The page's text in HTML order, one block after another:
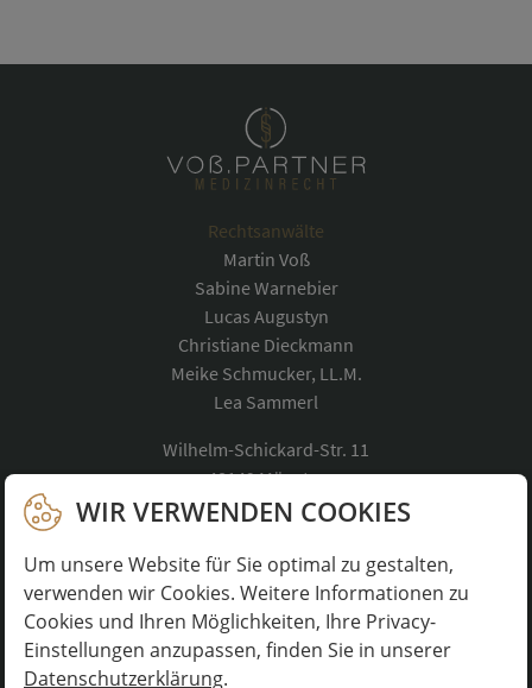
WIR VERWENDEN COOKIES
Um unsere Website für Sie optimal zu gestalten,
verwenden wir Cookies. Weitere Informationen zu
Cookies und Ihren Möglichkeiten, Ihre Privacy-
Einstellungen anzupassen, finden Sie in unserer
Datenschutzerklärung.
Rechtsanwälte
Martin Voß
Sabine Warnebier
Lucas Augustyn
Christiane Dieckmann
Meike Schmucker, LL.M.
Lea Sammerl
Wilhelm-Schickard-Str. 11
48149 Münster
Telefon:0251 488835-0
Navigation
überspringen
STARTSEITE